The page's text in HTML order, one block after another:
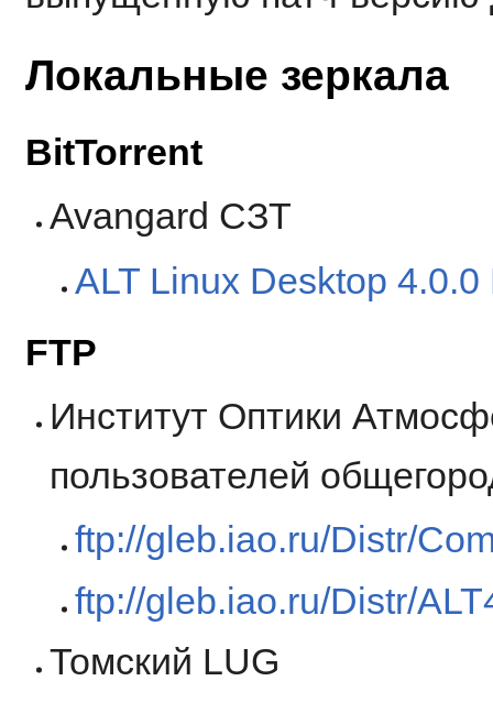
Локальные зеркала
BitTorrent
Avangard СЗТ
ALT Linux Desktop
FTP
Институт Оптики
пользователей
ftp://gleb.iao.ru/Distr/
ftp://gleb.iao.ru/Distr/
Томский LUG